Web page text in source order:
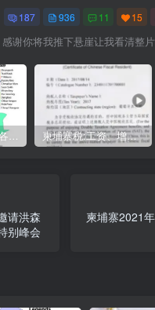
187 936 11 15
感谢你将我推下悬崖让我看清整
柬埔寨首都金边市各区与分区名称分布 柬埔寨税:工资、增值、预扣、利润、专利、产业、注册税
请洪森
别峰会
柬埔寨2021